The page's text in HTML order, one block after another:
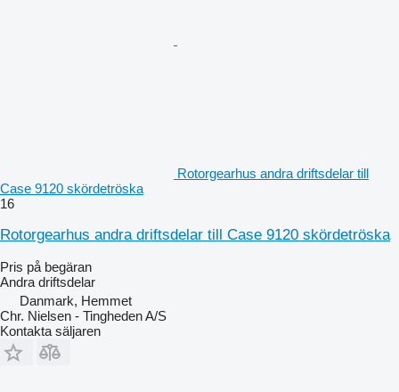
Rotorgearhus andra driftsdelar till
Case 9120 skördetröska
16
Rotorgearhus andra driftsdelar till Case 9120 skördetröska
Pris på begäran
Andra driftsdelar
Danmark, Hemmet
Chr. Nielsen - Tingheden A/S
Kontakta säljaren